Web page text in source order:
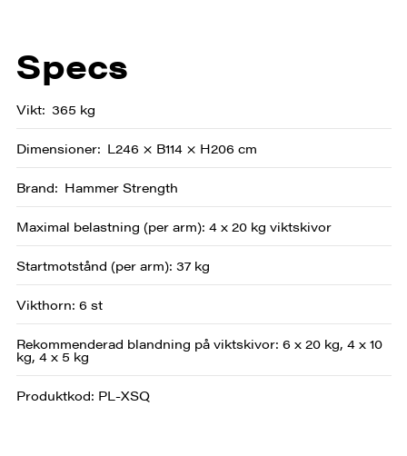
Specs
Vikt 365 kg
Dimensioner L246 × B114 × H206 cm
Brand Hammer Strength
Maximal belastning (per arm): 4 x 20 kg viktskivor
Startmotstånd (per arm): 37 kg
Vikthorn: 6 st
Rekommenderad blandning på viktskivor: 6 x 20 kg, 4 x 10
kg, 4 x 5 kg
Produktkod: PL-XSQ